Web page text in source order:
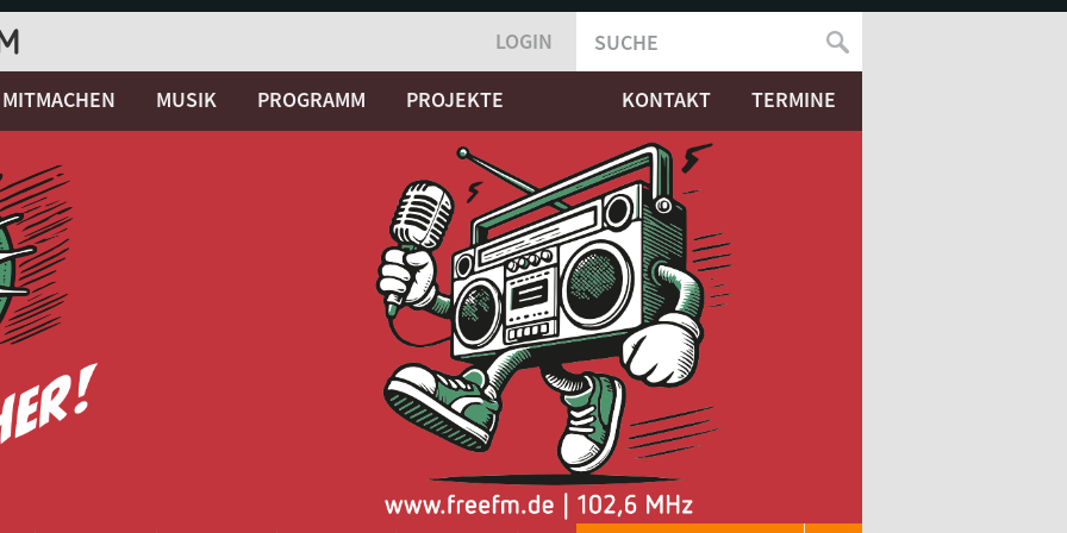
LOGIN
SUCHFORMULAR
SUCHE
MITMACHEN MUSIK PROGRAMM PROJEKTE KONTAKT TERMINE